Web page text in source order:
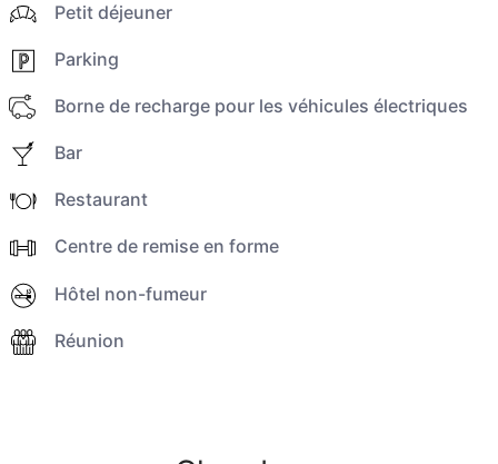
Petit déjeuner
Parking
Borne de recharge pour les véhicules électriques
Bar
Restaurant
Centre de remise en forme
Hôtel non-fumeur
Réunion